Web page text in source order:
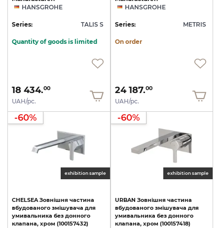
HANSGROHE
Series: TALIS S
Quantity of goods is limited
18 434.00
UAH/pc.
HANSGROHE
Series: METRIS
On order
24 187.00
UAH/pc.
exhibition sample
-60%
CHELSEA Зовнішня частина
вбудованого змішувача для
умивальника без донного
клапана, хром (100157432)
exhibition sample
-60%
URBAN Зовнішня частина
вбудованого змішувача для
умивальника без донного
клапана, хром (100157418)